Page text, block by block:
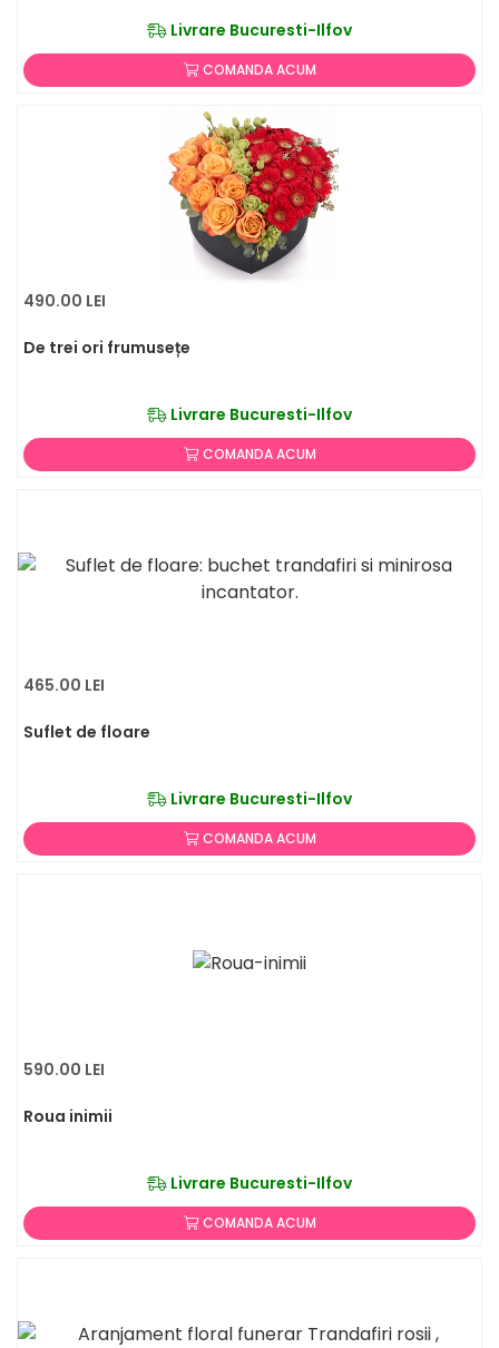
Livrare Bucuresti-Ilfov
COMANDA ACUM
490.00 LEI
De trei ori frumusețe
Livrare Bucuresti-Ilfov
COMANDA ACUM
465.00 LEI
Suflet de floare
Livrare Bucuresti-Ilfov
COMANDA ACUM
590.00 LEI
Roua inimii
Livrare Bucuresti-Ilfov
COMANDA ACUM